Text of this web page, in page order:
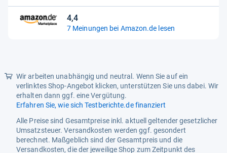
Sternen
4,4
4,4
von
7 Meinungen bei Amazon.de lesen
Wir arbeiten unabhängig und neutral. Wenn Sie auf ein
verlinktes Shop-Angebot klicken, unterstützen Sie uns dabei. Wir
erhalten dann ggf. eine Vergütung.
Erfahren Sie, wie sich Testberichte.de finanziert
Alle Preise sind Gesamtpreise inkl. aktuell geltender gesetzlicher
Umsatzsteuer. Versandkosten werden ggf. gesondert
berechnet. Maßgeblich sind der Gesamtpreis und die
Versandkosten, die der jeweilige Shop zum Zeitpunkt des